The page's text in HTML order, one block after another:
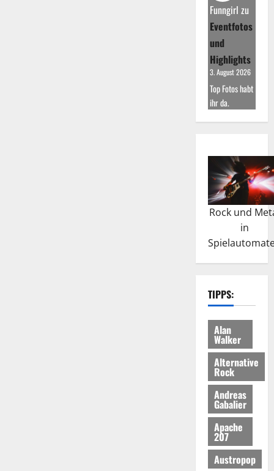
Funngirl zu
Eventfotos
und
Highlights
3. August 2026
Top Fotos habt
ihr da.
Rock und
in
TIPPS:
Alan
Walker
Alternative
Rock
Andreas
Gabalier
Apache
207
Austropop